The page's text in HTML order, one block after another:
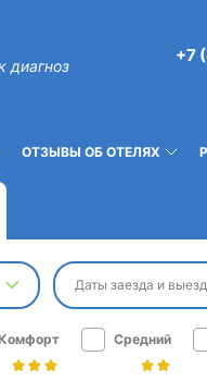
диагноз
+7
ОТЗЫВЫ ОБ ОТЕЛЯХ
Даты заезда и
Средний